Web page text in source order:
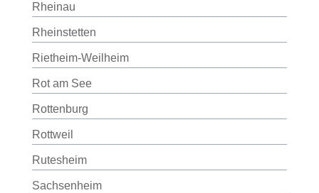
Rheinau
Rheinstetten
Rietheim-Weilheim
Rot am See
Rottenburg
Rottweil
Rutesheim
Sachsenheim